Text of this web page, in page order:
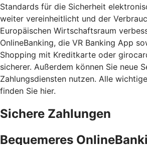
Standards für die Sicherheit
weiter vereinheitlicht und der
Europäischen Wirtschaftsraum
OnlineBanking, die VR Banking App
Shopping mit Kreditkarte oder
sicherer. Außerdem können Sie neue
Zahlungsdiensten nutzen. Alle
finden Sie hier.
Sichere Zahlungen
Bequemeres